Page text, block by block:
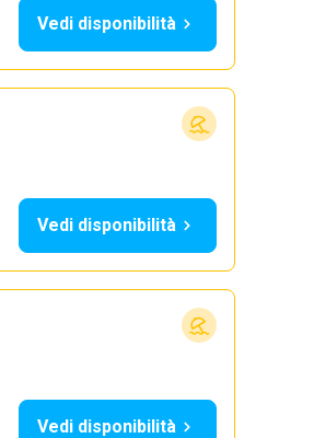
Vedi disponibilità
Vedi disponibilità
Vedi disponibilità